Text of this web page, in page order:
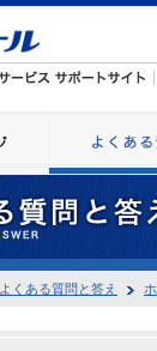
よくある質問と答え